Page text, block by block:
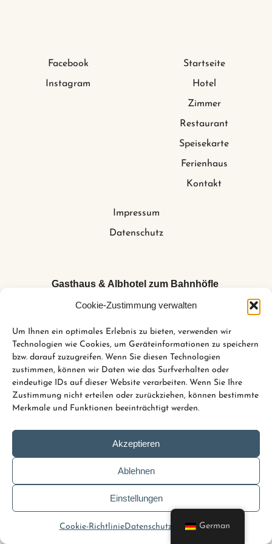
Cookie-Zustimmung verwalten
Um Ihnen ein optimales Erlebnis zu bieten, verwenden wir
Technologien wie Cookies, um Geräteinformationen zu speichern
bzw. darauf zuzugreifen. Wenn Sie diesen Technologien
zustimmen, können wir Daten wie das Surfverhalten oder
eindeutige IDs auf dieser Website verarbeiten. Wenn Sie Ihre
Zustimmung nicht erteilen oder zurückziehen, können bestimmte
Merkmale und Funktionen beeinträchtigt werden.
Akzeptieren
Ablehnen
Einstellungen
Cookie-RichtlinieDatenschutz Impressum
Facebook
Instagram
Startseite
Hotel
Zimmer
Restaurant
Speisekarte
Ferienhaus
Kontakt
Impressum
Datenschutz
Gasthaus & Albhotel zum Bahnhöfle
73340 Amstetten / Stubersheim
+49 (0)73 31 44 84 6 info@bahnhoefle-stubersheim.de
Copyright © 2022 Gasthaus & Albhotel zum Bahnhöfle
German